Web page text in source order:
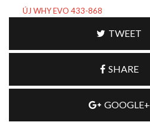
ÚJ WHY EVO 433-868
TWEET
SHARE
GOOGLE+